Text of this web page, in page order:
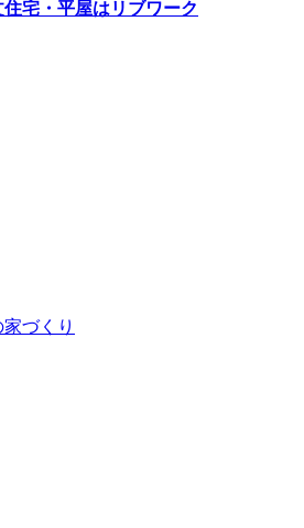
宅・平屋はリブワーク
づくり